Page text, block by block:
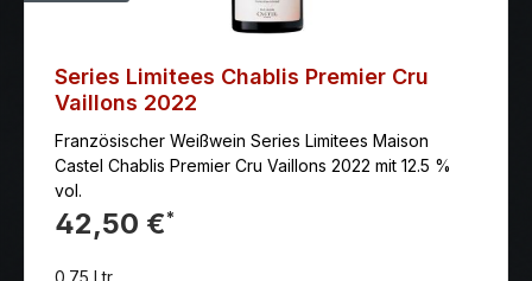
Series Limitees Chablis Premier Cru
Vaillons 2022
Französischer Weißwein Series Limitees Maison
Castel Chablis Premier Cru Vaillons 2022 mit 12.5 %
vol.
42,50 €*